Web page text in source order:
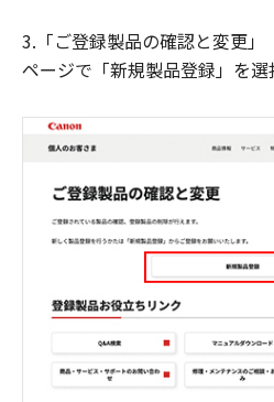
3.「ご登録製品の確認と変更」
ページで「新規製品登録」を選